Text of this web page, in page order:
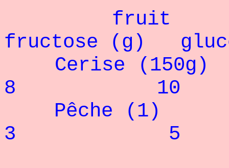
fruit
fructose (g)
Cerise
8 10
3 5